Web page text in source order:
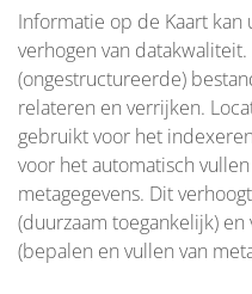
Informatie op de Kaart
verhogen van
(ongestructureerde)
relateren en verrijken.
gebruikt voor het
voor het automatisch
metagegevens. Dit
(duurzaam toegankelijk)
(bepalen en vullen van